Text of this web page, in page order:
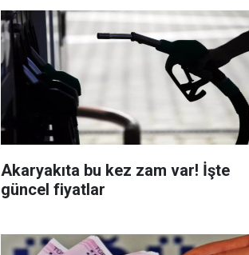
Akaryakıta bu kez zam var! İşte
güncel fiyatlar